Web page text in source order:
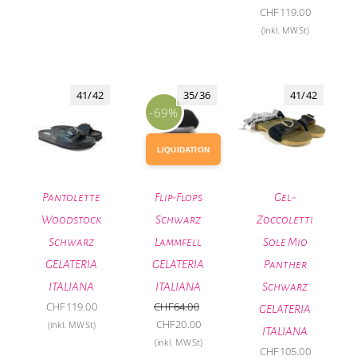
CHF119.00
(inkl. MWSt)
Pantolette
Woodstock
Schwarz
GELATERIA
ITALIANA
41/42
CHF119.00
(inkl. MWSt)
-69%
LIQUIDATION
Flip-Flops
Schwarz
Lammfell
GELATERIA
ITALIANA
35/36
CHF64.00
Ursprünglicher
Preis
CHF20.00Aktueller
Preis
(inkl. MWSt)
Gel-
Zoccoletti
Sole Mio
Panther
Schwarz
GELATERIA
ITALIANA
41/42
CHF105.00